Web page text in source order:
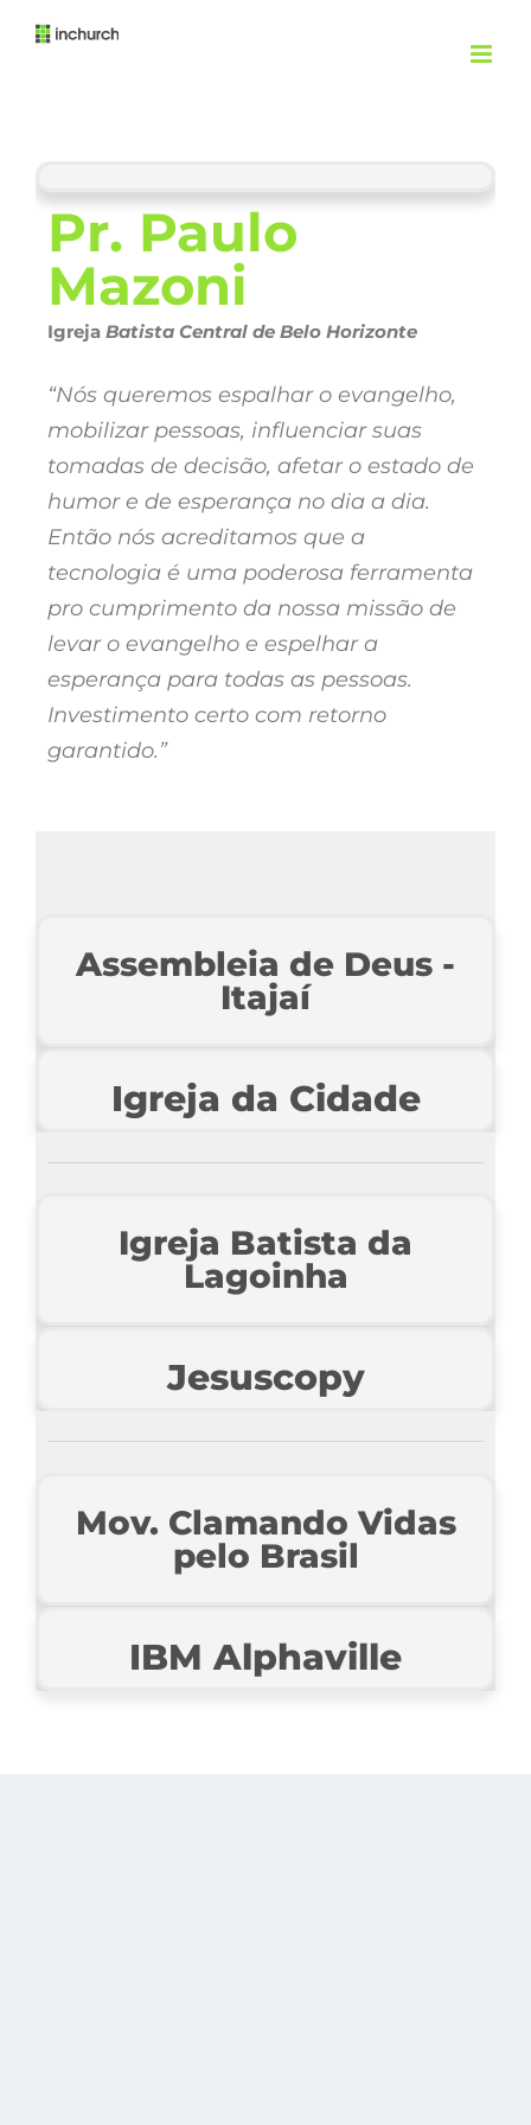
Pr. Paulo
Mazoni
Igreja Batista Central de Belo Horizonte
“Nós queremos espalhar o evangelho,
mobilizar pessoas, influenciar suas
tomadas de decisão, afetar o estado de
humor e de esperança no dia a dia.
Então nós acreditamos que a
tecnologia é uma poderosa ferramenta
pro cumprimento da nossa missão de
levar o evangelho e espelhar a
esperança para todas as pessoas.
Investimento certo com retorno
garantido.”
Assembleia de Deus -
Itajaí
Igreja da Cidade
Igreja Batista da
Lagoinha
Jesuscopy
Mov. Clamando Vidas
pelo Brasil
IBM Alphaville